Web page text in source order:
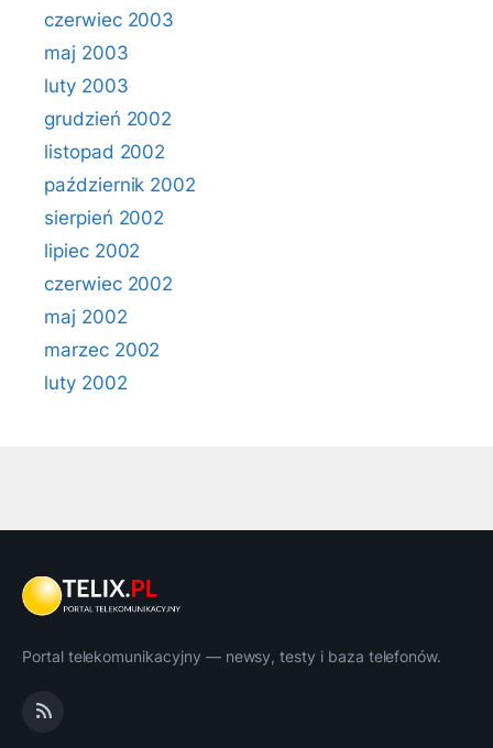
czerwiec 2003
maj 2003
luty 2003
grudzień 2002
listopad 2002
październik 2002
sierpień 2002
lipiec 2002
czerwiec 2002
maj 2002
marzec 2002
luty 2002
Portal telekomunikacyjny — newsy, testy i baza telefonów.